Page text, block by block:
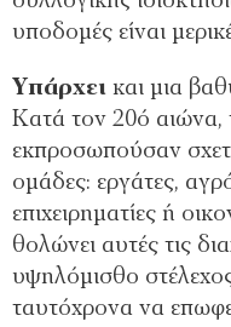
υποδοµές είναι
Υπάρχει και µια
Κατά τον 20ό αιώνα,
εκπροσωπούσαν
οµάδες: εργάτες,
επιχειρηµατίες ή
θολώνει αυτές τις
υψηλόµισθο
ταυτόχρονα να